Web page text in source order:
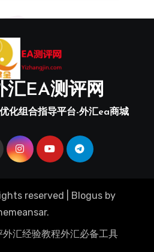
汇EA测评网
化组合指导平台-外汇ea商城
reserved Blogus by
.
外汇经验教程外汇必备工具